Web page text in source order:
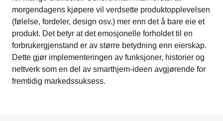
morgendagens kjøpere vil verdsette produktopplevelsen
(følelse, fordeler, design osv.) mer enn det å bare eie et
produkt. Det betyr at det emosjonelle forholdet til en
forbrukergjenstand er av større betydning enn eierskap.
Dette gjør implementeringen av funksjoner, historier og
nettverk som en del av smarthjem-ideen avgjørende for
fremtidig markedssuksess.